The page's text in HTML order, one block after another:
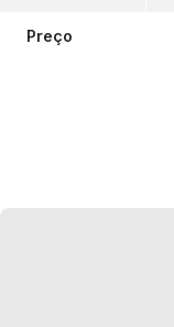
Preço